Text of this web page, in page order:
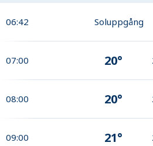
06:42 Soluppgång
07:00 20°
08:00 20°
09:00 21°